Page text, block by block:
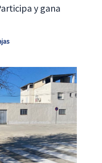
y gana